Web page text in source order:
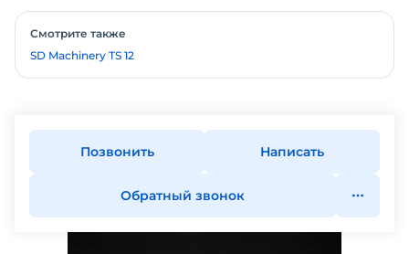
Смотрите также
SD Machinery ТS 12
Позвонить Написать
Обратный звонок